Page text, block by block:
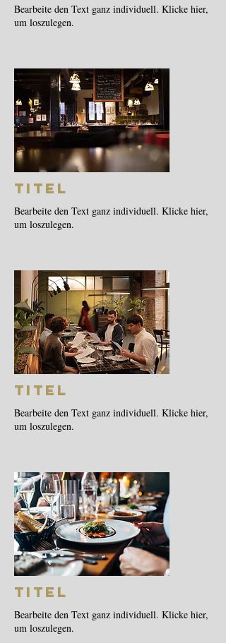
Bearbeite den Text ganz individuell. Klicke hier,
um loszulegen.
Titel
Bearbeite den Text ganz individuell. Klicke hier,
um loszulegen.
Titel
Bearbeite den Text ganz individuell. Klicke hier,
um loszulegen.
Titel
Bearbeite den Text ganz individuell. Klicke hier,
um loszulegen.